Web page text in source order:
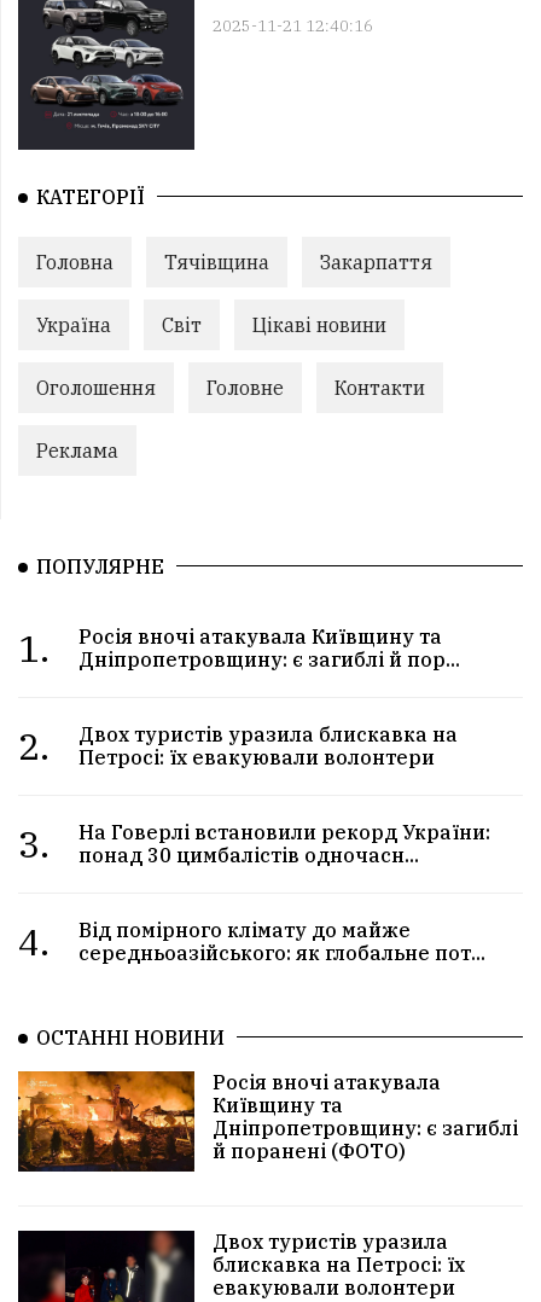
2025-11-21 12:40:16
КАТЕГОРІЇ
Головна Тячівщина Закарпаття
Україна Світ Цікаві новини
Оголошення Головне Контакти
Реклама
ПОПУЛЯРНЕ
1.
Росія вночі атакувала Київщину та
Дніпропетровщину: є загиблі й пор...
2.
Двох туристів уразила блискавка на
Петросі: їх евакуювали волонтери
3.
На Говерлі встановили рекорд України:
понад 30 цимбалістів одночасн...
4.
Від помірного клімату до майже
середньоазійського: як глобальне пот...
ОСТАННІ НОВИНИ
Росія вночі атакувала
Київщину та
Дніпропетровщину: є загиблі
й поранені (ФОТО)
Двох туристів уразила
блискавка на Петросі: їх
евакуювали волонтери